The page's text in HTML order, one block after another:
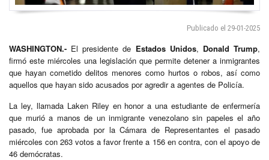
Publicado el 29-01-2025
WASHINGTON.- El presidente de Estados Unidos, Donald Trump,
firmó este miércoles una legislación que permite detener a inmigrantes
que hayan cometido delitos menores como hurtos o robos, así como
aquellos que hayan sido acusados por agredir a agentes de Policía.
La ley, llamada Laken Riley en honor a una estudiante de enfermería
que murió a manos de un inmigrante venezolano sin papeles el año
pasado, fue aprobada por la Cámara de Representantes el pasado
miércoles con 263 votos a favor frente a 156 en contra, con el apoyo de
46 demócratas.